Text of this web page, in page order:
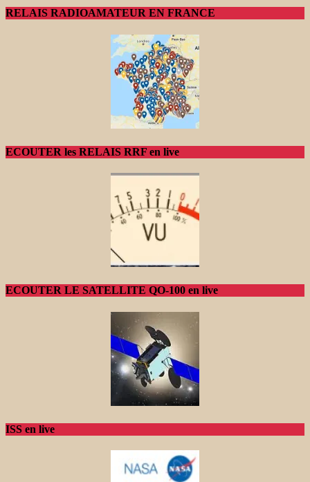
RELAIS RADIOAMATEUR EN FRANCE
ECOUTER les RELAIS RRF en live
ECOUTER LE SATELLITE QO-100 en live
ISS en live